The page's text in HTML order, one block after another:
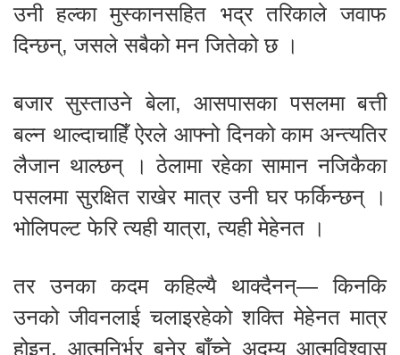
उनी हल्का मुस्कानसहित भद्र तरिकाले जवाफ
दिन्छन्, जसले सबैको मन जितेको छ ।
बजार सुस्ताउने बेला, आसपासका पसलमा बत्ती
बल्न थाल्दाचाहिँ ऐरले आफ्नो दिनको काम अन्त्यतिर
लैजान थाल्छन् । ठेलामा रहेका सामान नजिकैका
पसलमा सुरक्षित राखेर मात्र उनी घर फर्किन्छन् ।
भोलिपल्ट फेरि त्यही यात्रा, त्यही मेहेनत ।
तर उनका कदम कहिल्यै थाक्दैनन्— किनकि
उनको जीवनलाई चलाइरहेको शक्ति मेहेनत मात्र
होइन, आत्मनिर्भर बनेर बाँच्ने अदम्य आत्मविश्वास